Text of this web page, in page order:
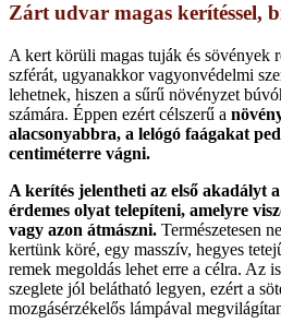
Zárt udvar magas kerítéssel,
A kert körüli magas tuják és sövények
szférát, ugyanakkor vagyonvédelmi
lehetnek, hiszen a sűrű növényzet
számára. Éppen ezért célszerű a
alacsonyabbra, a lelógó faágakat
centiméterre vágni.
A kerítés jelentheti az első akadályt
érdemes olyat telepíteni, amelyre
vagy azon átmászni. Természetesen
kertünk köré, egy masszív, hegyes
remek megoldás lehet erre a célra. Az
szeglete jól belátható legyen, ezért a
mozgásérzékelős lámpával